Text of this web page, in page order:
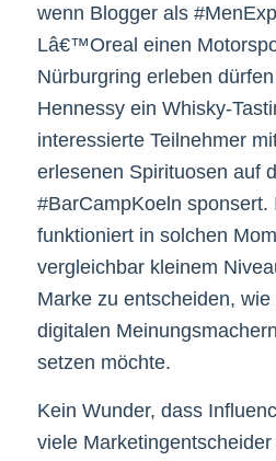
wenn Blogger als
Lâ€™Oreal einen
Nürburgring erleben
Hennessy ein Whisky-
interessierte Teilnehmer
erlesenen Spirituosen auf
#BarCampKoeln sponsert.
funktioniert in solchen
vergleichbar kleinem
Marke zu entscheiden,
digitalen
setzen möchte.
Kein Wunder, dass
viele